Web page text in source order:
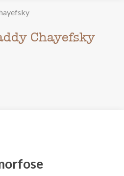
Chayefsky